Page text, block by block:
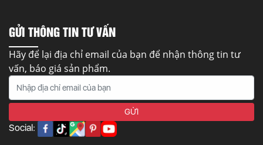
GỬI THÔNG TIN TƯ VẤN
Hãy để lại địa chỉ email của bạn để nhận thông tin tư
vấn, báo giá sản phẩm.
Social: